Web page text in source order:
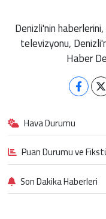
Denizli'nin
televizyonu,
Haber
Hava Durumu
Puan Durumu ve
Son Dakika Haberleri